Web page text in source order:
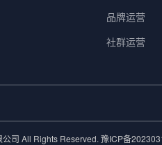
品牌运营
社群运营
司 All Rights Reserved. 豫ICP备